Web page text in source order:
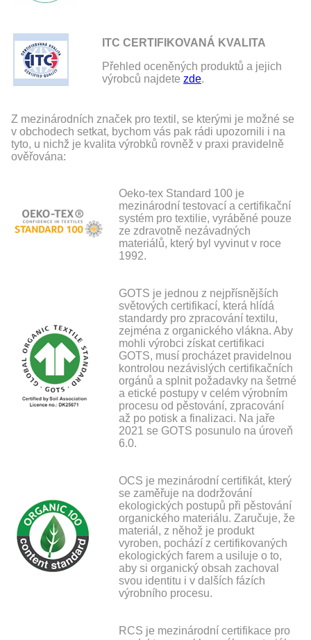
ITC CERTIFIKOVANÁ KVALITA
Přehled oceněných produktů a jejich
výrobců najdete zde.
Z mezinárodních značek pro textil, se kterými je možné se
v obchodech setkat, bychom vás pak rádi upozornili i na
tyto, u nichž je kvalita výrobků rovněž v praxi pravidelně
ověřována:
Oeko-tex Standard 100 je
mezinárodní testovací a certifikační
systém pro textilie, vyráběné pouze
ze zdravotně nezávadných
materiálů, který byl vyvinut v roce
1992.
GOTS je jednou z nejpřísnějších
světových certifikací, která hlídá
standardy pro zpracování textilu,
zejména z organického vlákna. Aby
mohli výrobci získat certifikaci
GOTS, musí procházet pravidelnou
kontrolou nezávislých certifikačních
orgánů a splnit požadavky na šetrné
a etické postupy v celém výrobním
procesu od pěstování, zpracování
až po potisk a finalizaci. Na jaře
2021 se GOTS posunulo na úroveň
6.0.
OCS je mezinárodní certifikát, který
se zaměřuje na dodržování
ekologických postupů při pěstování
organického materiálu. Zaručuje, že
materiál, z něhož je produkt
vyroben, pochází z certifikovaných
ekologických farem a usiluje o to,
aby si organický obsah zachoval
svou identitu i v dalších fázích
výrobního procesu.
RCS je mezinárodní certifikace pro